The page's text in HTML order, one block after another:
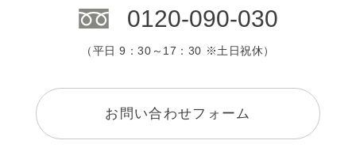
0120-090-030
（平日 9：30～17：30 ※土日祝休）
お問い合わせフォーム